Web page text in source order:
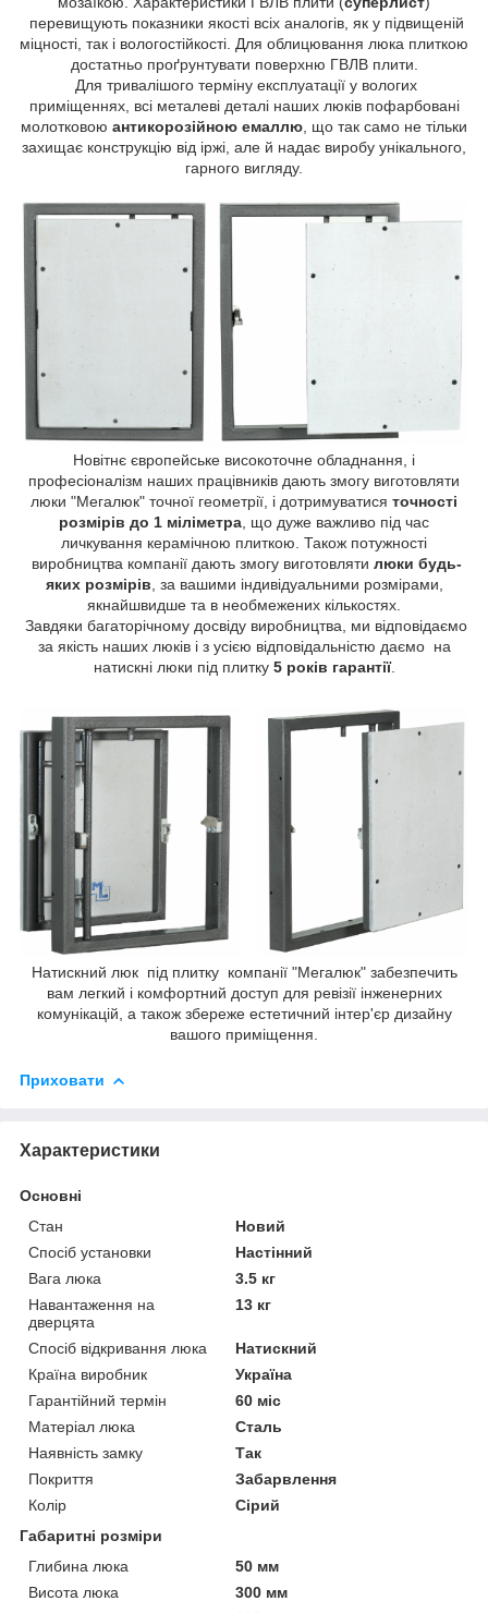
перевищують показники якості всіх аналогів, як у підвищеній
міцності, так і вологостійкості. Для облицювання люка плиткою
достатньо проґрунтувати поверхню ГВЛВ плити.
Для тривалішого терміну експлуатації у вологих
приміщеннях, всі металеві деталі наших люків пофарбовані
молотковою антикорозійною емаллю , що так само не тільки
захищає конструкцію від іржі, але й надає виробу унікального,
гарного вигляду.
Новітнє європейське високоточне обладнання, і
професіоналізм наших працівників дають змогу виготовляти
люки "Мегалюк" точної геометрії, і дотримуватися точності
розмірів до 1 міліметра , що дуже важливо під час
личкування керамічною плиткою. Також потужності
виробництва компанії дають змогу виготовляти люки будь-
яких розмірів , за вашими індивідуальними розмірами,
якнайшвидше та в необмежених кількостях.
Завдяки багаторічному досвіду виробництва, ми відповідаємо
за якість наших люків і з усією відповідальністю даємо на
натискні люки під плитку 5 років гарантії.
Натискний люк під плитку компанії "Мегалюк" забезпечить
вам легкий і комфортний доступ для ревізії інженерних
комунікацій, а також збереже естетичний інтер'єр дизайну
вашого приміщення.
Приховати
Характеристики
Основні
Стан
Новий
Спосіб установки
Настінний
Вага люка
3.5 кг
Навантаження на
дверцята
13 кг
Спосіб відкривання люка
Натискний
Країна виробник
Україна
Гарантійний термін
60 міс
Матеріал люка
Сталь
Наявність замку
Так
Покриття
Забарвлення
Колір
Сірий
Габаритні розміри
Глибина люка
50 мм
Висота люка
300 мм